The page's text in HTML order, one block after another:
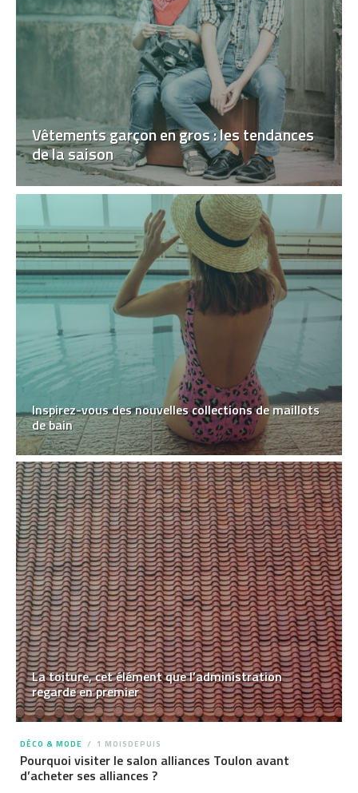
Vêtements garçon en gros : les tendances
de la saison
Inspirez-vous des nouvelles collections de maillots
de bain
La toiture, cet élément que l’administration
regarde en premier
DÉCO & MODE 1 MOISDEPUIS
Pourquoi visiter le salon alliances Toulon avant
d’acheter ses alliances ?